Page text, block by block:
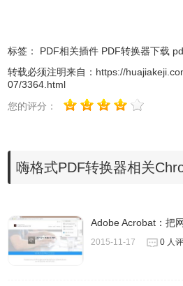
2、软件安装完成后打开寂寞如图：
标签： PDF相关插件 PDF转换器下载
转载必须注明来自： https://
07/3364.html
您的评分：
嗨格式PDF转换器相关
Adobe Acrobat：把
2015-11-17 0 人